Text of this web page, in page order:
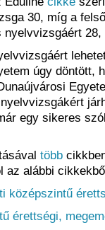
30, míg a
nyelvvizsgáért
úgy döntött,
egy sikeres
több
alábbi
középszintű
érettségi,